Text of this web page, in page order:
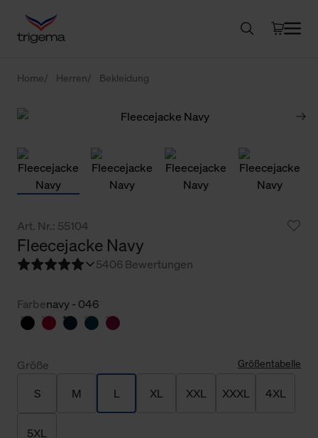
Home Herren Bekleidung
Art. Nr.: 55104
Fleecejacke Navy
5406 Bewertungen
Farbenavy - 046
Größe Größentabelle
S M L XL XXL XXXL 4XL
5XL